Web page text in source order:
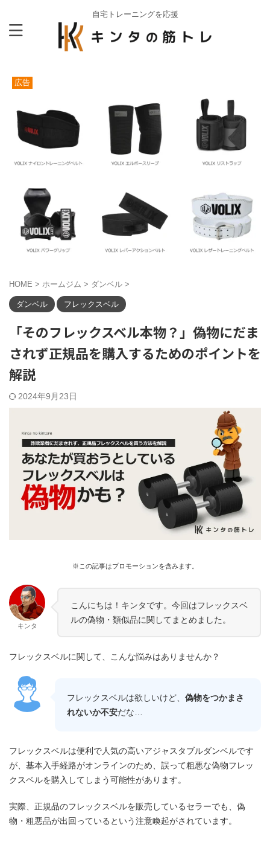
自宅トレーニングを応援
広告
HOME > ホームジム > ダンベル >
ダンベル フレックスベル
「そのフレックスベル本物？」偽物にだま
されず正規品を購入するためのポイントを
解説
2024年9月23日
※この記事はプロモーションを含みます。
キンタ
こんにちは！キンタです。今回はフレックスベ
ルの偽物・類似品に関してまとめました。
フレックスベルに関して、こんな悩みはありませんか？
フレックスベルは欲しいけど、 偽物をつかまさ
れないか不安だな…
フレックスベルは便利で人気の高いアジャスタブルダンベルです
が、基本入手経路がオンラインのため、誤って粗悪な偽物フレッ
クスベルを購入してしまう可能性があります。
実際、正規品のフレックスベルを販売しているセラーでも、偽
物・粗悪品が出回っているという注意喚起がされています。